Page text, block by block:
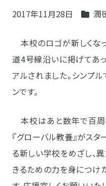
2017年11月28日 潤
本校のロゴが新しくな
道4号線沿いに掲げてあ
アルされました。シンプ
ンです。
本校はあと数年で百周
『グローバル教養』がス
る新しい学校をめざし、
きるための力を身につけ